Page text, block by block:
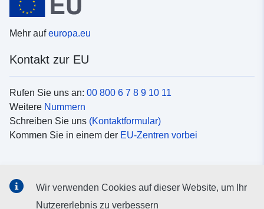
Mehr aufeuropa.eu
Kontakt zur EU
Rufen Sie uns an: 00 800 6 7 8 9 10 11
Weitere Nummern
Schreiben Sie uns (Kontaktformular)
Kommen Sie in einem der EU-Zentren vorbei
Suche nach EUSocial-Media-Kanäle
Wir verwenden Cookies auf dieser Website, um Ihr
Nutzererlebnis zu verbessern